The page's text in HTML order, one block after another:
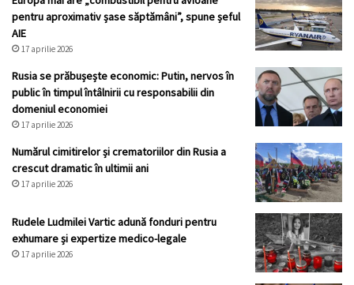
pentru aproximativ șase săptămâni”, spune șeful
AIE
17 aprilie 2026
Rusia se prăbușește economic: Putin, nervos în
public în timpul întâlnirii cu responsabilii din
domeniul economiei
17 aprilie 2026
Numărul cimitirelor și crematoriilor din Rusia a
crescut dramatic în ultimii ani
17 aprilie 2026
Rudele Ludmilei Vartic adună fonduri pentru
exhumare și expertize medico-legale
17 aprilie 2026